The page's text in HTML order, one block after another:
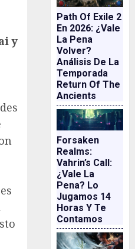
y
Path Of Exile 2
En 2026: ¿vale
La Pena
Volver?
Análisis De La
Temporada
Return Of The
Ancients
Forsaken
Realms:
Vahrin’s Call:
¿vale La
Pena? Lo
Jugamos 14
Horas Y Te
Contamos